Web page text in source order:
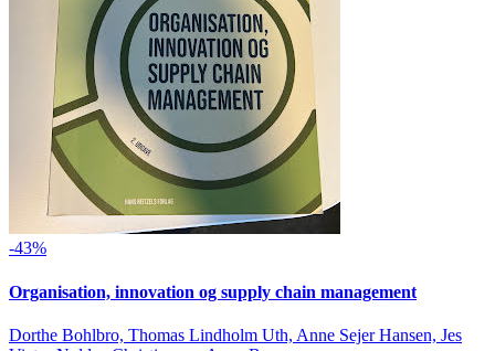
-43%
Organisation, innovation og supply chain management
Dorthe Bohlbro, Thomas Lindholm Uth, Anne Sejer Hansen, Jes